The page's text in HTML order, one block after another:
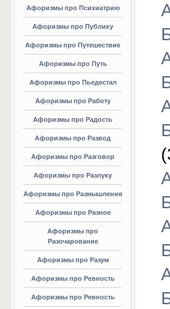
Афоризмы про Психиатрию
Афоризмы про Публику
Афоризмы про Путешествие
Афоризмы про Путь
Афоризмы про Пьедестал
Афоризмы про Работу
Афоризмы про Радость
Афоризмы про Развод
Афоризмы про Разговор
Афоризмы про Разлуку
Афоризмы про Размышления
Афоризмы про Разное
Афоризмы про
Разочарование
Афоризмы про Разум
Афоризмы про Ревность
Афоризмы про Ревность